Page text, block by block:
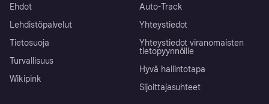
Ehdot
Lehdistöpalvelut
Tietosuoja
Turvallisuus
Wikipink
Auto-Track
Yhteystiedot
Yhteystiedot viranomaisten
tietopyynnöille
Hyvä hallintotapa
Sijoittajasuhteet